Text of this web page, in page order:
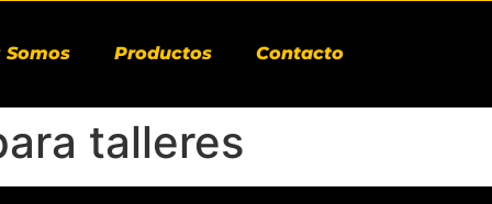
Somos Productos Contacto
talleres